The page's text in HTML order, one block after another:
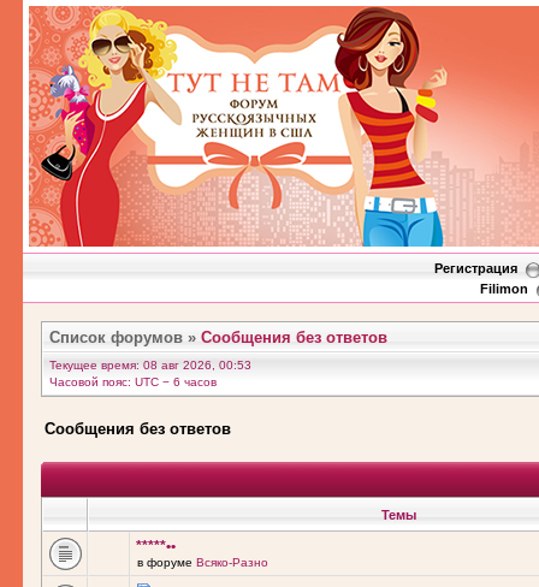
Регистрация
Filimon
Список форумов » Сообщения без ответов
Текущее время: 08 авг 2026, 00:53
Часовой пояс: UTC − 6 часов
Сообщения без ответов
Темы
*****••
в форуме Всяко-Разно